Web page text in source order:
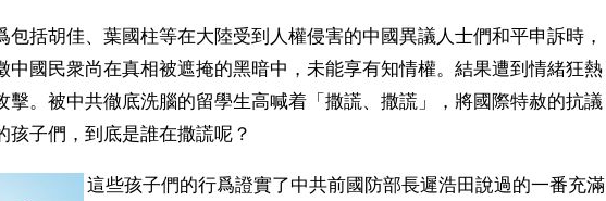
包括胡佳、葉國柱等在大陸受到人權侵害的中國異議人士們和平申訴時，
中國民衆尚在真相被遮掩的黑暗中，未能享有知情權。結果遭到情緒狂熱
擊。被中共徹底洗腦的留學生高喊着「撒謊、撒謊」，將國際特赦的抗議
孩子們，到底是誰在撒謊呢？
這些孩子們的行爲證實了中共前國防部長遲浩田說過的一番充滿